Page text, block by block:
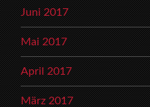
Juni 2017
Mai 2017
April 2017
März 2017